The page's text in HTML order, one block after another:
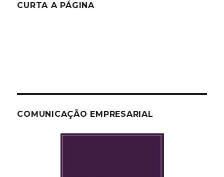
CURTA A PÁGINA
COMUNICAÇÃO EMPRESARIAL